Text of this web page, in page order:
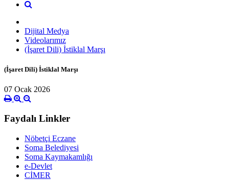
Dijital Medya
Videolarımız
(İşaret Dili) İstiklal Marşı
(İşaret Dili) İstiklal Marşı
07 Ocak 2026
Faydalı Linkler
Nöbetçi Eczane
Soma Belediyesi
Soma Kaymakamlığı
e-Devlet
CİMER